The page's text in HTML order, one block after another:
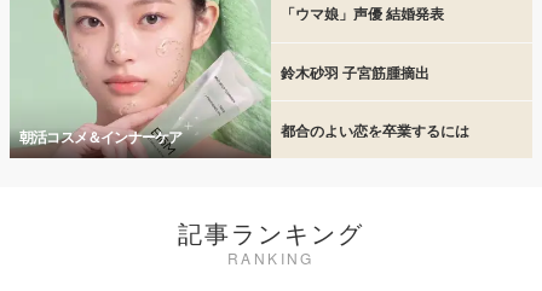
朝活コスメ＆インナーケア
「ウマ娘」声優 結婚発表
鈴木砂羽 子宮筋腫摘出
都合のよい恋を卒業するには
記事ランキング
RANKING